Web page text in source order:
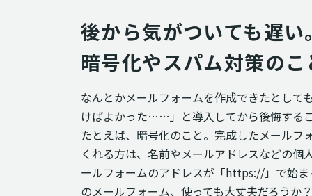
後から気がついても遅い
暗号化やスパム対策のこ
なんとかメールフォームを作成できたとして
けばよかった……」と導入してから後悔する
たとえば、暗号化のこと。完成したメールフ
くれる方は、名前やメールアドレスなどの個
ールフォームのアドレスが「https://」で始
のメールフォーム、使っても大丈夫だろうか